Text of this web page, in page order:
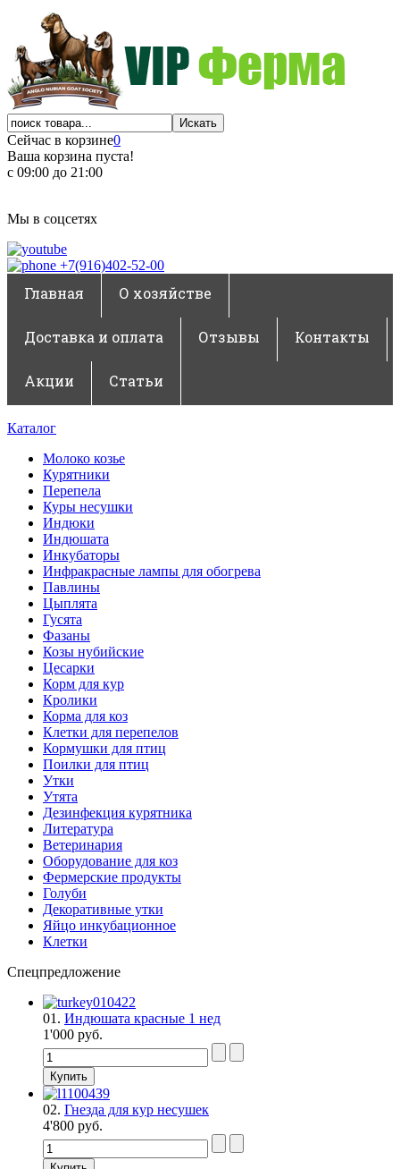
Сейчас в корзине0
Ваша корзина пуста!
с 09:00 до 21:00
Мы в соцсетях
+7(916)402-52-00
Главная О хозяйстве
Доставка и оплата Отзывы Контакты
Акции Статьи
Каталог
Молоко козье
Курятники
Перепела
Куры несушки
Индюки
Индюшата
Инкубаторы
Инфракрасные лампы для обогрева
Павлины
Цыплята
Гусята
Фазаны
Козы нубийские
Цесарки
Корм для кур
Кролики
Корма для коз
Клетки для перепелов
Кормушки для птиц
Поилки для птиц
Утки
Утята
Дезинфекция курятника
Литература
Ветеринария
Оборудование для коз
Фермерские продукты
Голуби
Декоративные утки
Яйцо инкубационное
Клетки
Спецпредложение
01. Индюшата красные 1 нед
1'000 руб.
02. Гнезда для кур несушек
4'800 руб.